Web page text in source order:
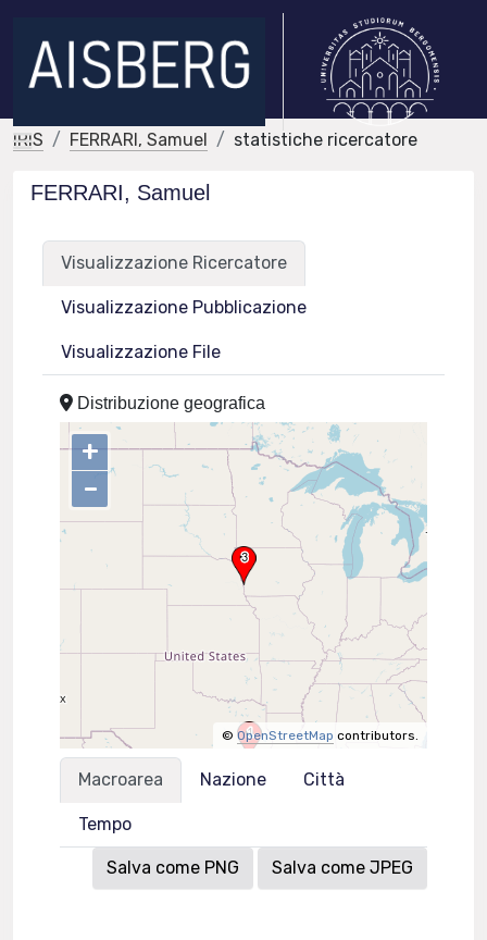
IRIS FERRARI, Samuel statistiche ricercatore
FERRARI, Samuel
Visualizzazione Ricercatore
Visualizzazione Pubblicazione
Visualizzazione File
Distribuzione geografica
+
–
© OpenStreetMap contributors.
Macroarea Nazione Città
Tempo
Salva come PNG Salva come JPEG